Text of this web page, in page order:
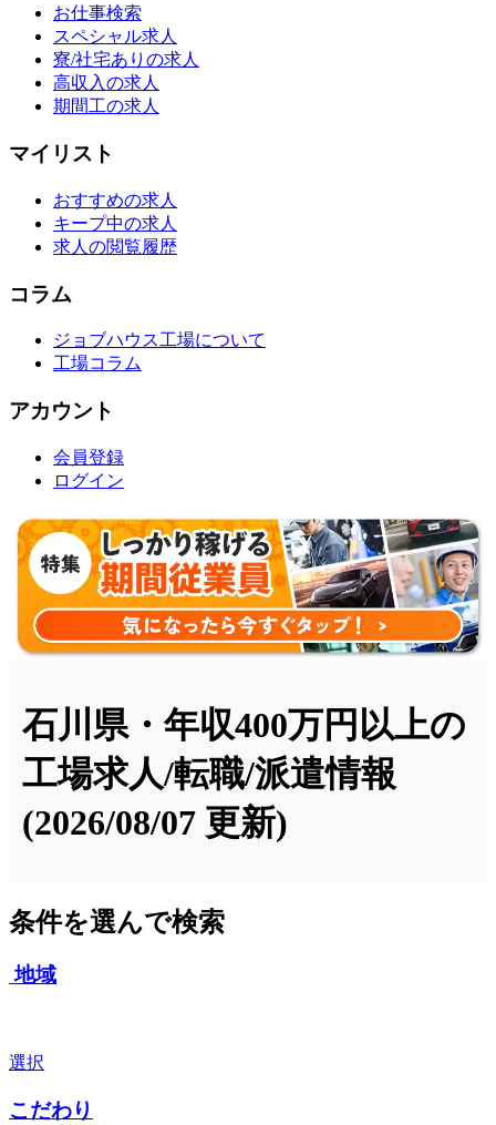
お仕事検索
スペシャル求人
寮/社宅ありの求人
高収入の求人
期間工の求人
マイリスト
おすすめの求人
キープ中の求人
求人の閲覧履歴
コラム
ジョブハウス工場について
工場コラム
アカウント
会員登録
ログイン
石川県・年収400万円以上の
工場求人/転職/派遣情報
(2026/08/07 更新)
条件を選んで検索
地域
選択
こだわり